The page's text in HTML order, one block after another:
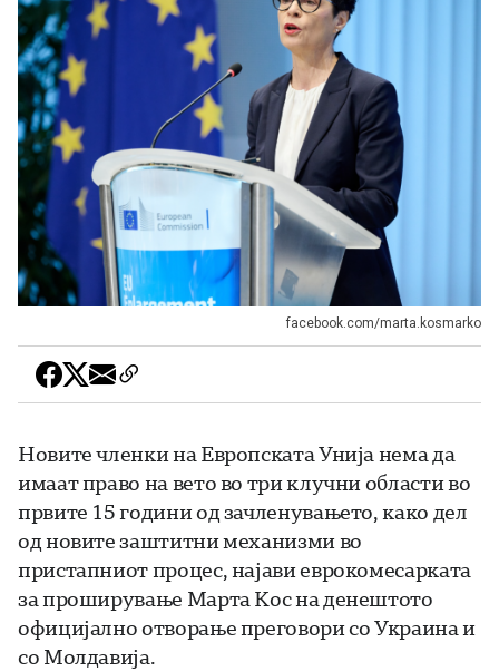
facebook.com/marta.kosmarko
Новите членки на Европската Унија нема да
имаат право на вето во три клучни области во
првите 15 години од зачленувањето, како дел
од новите заштитни механизми во
пристапниот процес, најави еврокомесарката
за проширување Марта Кос на денештото
официјално отворање преговори со Украина и
со Молдавија.